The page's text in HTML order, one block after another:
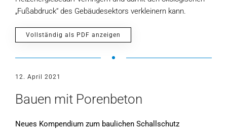
„Fußabdruck“ des Gebäudesektors verkleinern kann.
Vollständig als PDF anzeigen
12. April 2021
Bauen mit Porenbeton
Neues Kompendium zum baulichen Schallschutz